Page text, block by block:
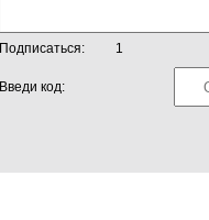
Подписаться: 1
Введи код: